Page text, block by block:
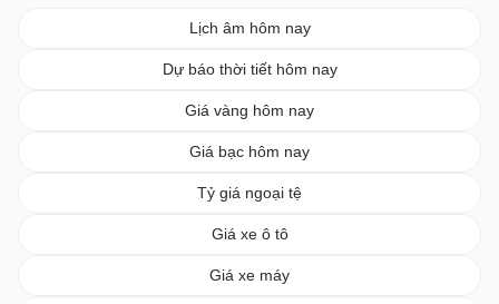
Lịch âm hôm nay
Dự báo thời tiết hôm nay
Giá vàng hôm nay
Giá bạc hôm nay
Tỷ giá ngoại tệ
Giá xe ô tô
Giá xe máy